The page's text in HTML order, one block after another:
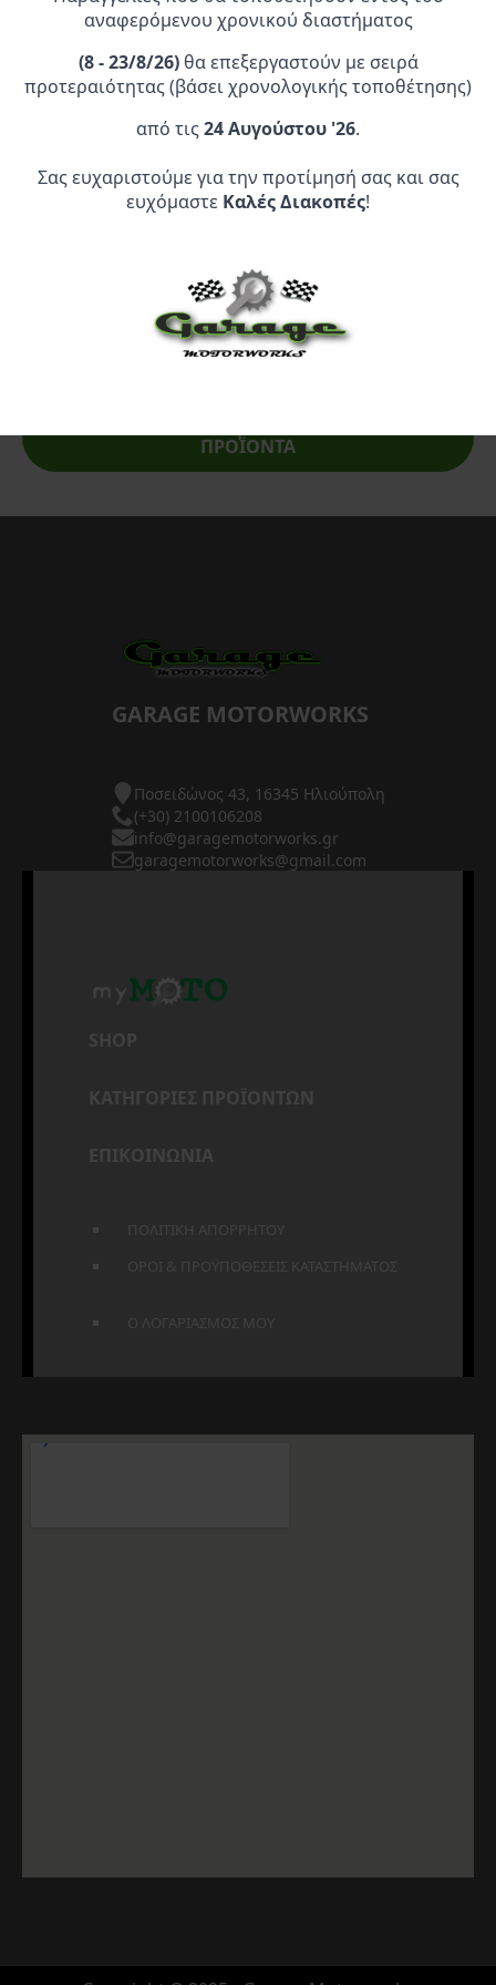
Προσθήκη Στο
Καλάθι
Προσθήκη Στο
Καλάθι
Επίσημος Αντιπρόσωπος:
Service Point:
ΠΡΟΪΟΝΤΑ
GARAGE MOTORWORKS
Ποσειδώνος 43, 16345 Ηλιούπολη
(+30) 2100106208
info@garagemotorworks.gr
garagemotorworks@gmail.com
SHOP
ΚΑΤΗΓΟΡΙΕΣ ΠΡΟΪΟΝΤΩΝ
ΕΠΙΚΟΙΝΩΝΙΑ
ΠΟΛΙΤΙΚΗ ΑΠΟΡΡΗΤΟΥ
ΟΡΟΙ & ΠΡΟΫΠΟΘΕΣΕΙΣ ΚΑΤΑΣΤΗΜΑΤΟΣ
Ο ΛΟΓΑΡΙΑΣΜΟΣ ΜΟΥ
αναφερόμενου χρονικού διαστήματος
(8 - 23/8/26)θα επεξεργαστούν με σειρά
προτεραιότητας (βάσει χρονολογικής τοποθέτησης)
από τις24 Αυγούστου '26.
Σας ευχαριστούμε για την προτίμησή σας και σας
ευχόμαστε Καλές Διακοπές!